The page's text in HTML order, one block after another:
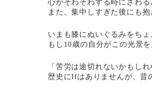
心がそわそわする時にさわ
また、集中しすぎた後にも
いまも膝にぬいぐるみをち
もし10歳の自分がこの光景
「苦労は途切れないかもし
歴史にIfはありませんが、昔